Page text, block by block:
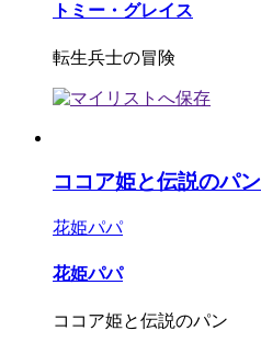
トミー・グレイス
転生兵士の冒険
ココア姫と伝説のパン
花姫パパ
花姫パパ
ココア姫と伝説のパン